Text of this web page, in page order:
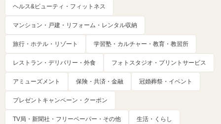
ヘルス&ビューティ・フィットネス
マンション・戸建・リフォーム・レンタル収納
旅行・ホテル・リゾート 学習塾・カルチャー・教育・教習所
レストラン・デリバリー・外食 フォトスタジオ・プリントサービス
アミューズメント 保険・共済・金融 冠婚葬祭・イベント
プレゼントキャンペーン・クーポン
TV局・新聞社・フリーペーパー・その他 生活・くらし